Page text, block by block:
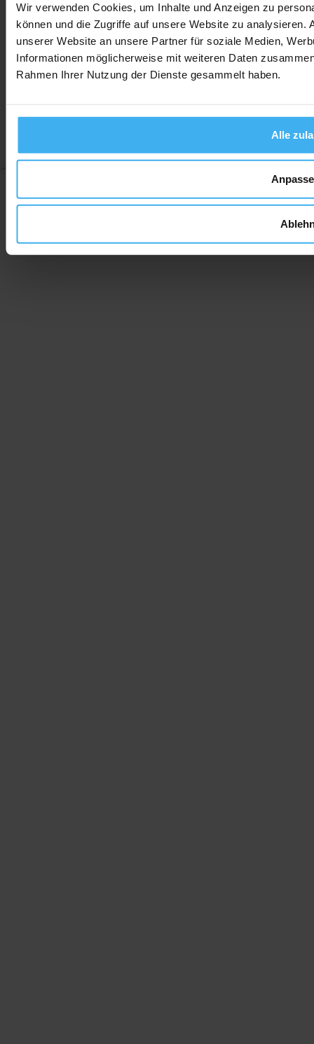
Wir verwenden Cookies, um Inhalte und Anzeigen zu
können und die Zugriffe auf unsere Website zu
unserer Website an unsere Partner für soziale Medien,
Informationen möglicherweise mit weiteren Daten
Rahmen Ihrer Nutzung der Dienste gesammelt haben.
Alle
AGB Widerrufsbelehrung Datenschutz Impressum